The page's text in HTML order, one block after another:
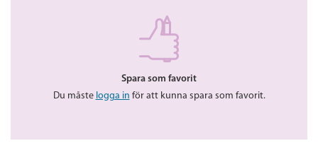
Spara som favorit
Du måste logga in för att kunna spara som favorit.